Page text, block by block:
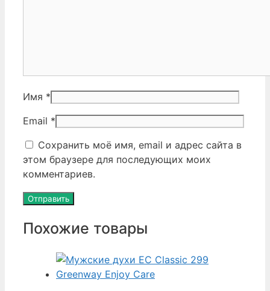
Имя *
Email *
Сохранить моё имя, email и адрес сайта в
этом браузере для последующих моих
комментариев.
Похожие товары